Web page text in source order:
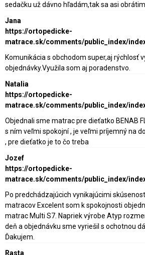
sedačku už dávno hľadám,tak sa asi
Jana
https://ortopedicke-
matrace.sk/comments/public_index/
Komunikácia s obchodom super,aj rýchlosť
objednávky.Využila som aj poradenstvo.
Natalia
https://ortopedicke-
matrace.sk/comments/public_index/
Objednali sme matrac pre dieťatko BENAB
s ním veľmi spokojní , je veľmi príjemný na
, pre dieťatko je to čo treba
Jozef
https://ortopedicke-
matrace.sk/comments/public_index/
Po predchádzajúcich vynikajúcimi
matracov Excelent som k spokojnosti
matrac Multi S7. Napriek výrobe Atyp
deň a objednávku sme vyriešil s ochotnou
Ďakujem.
Rasta